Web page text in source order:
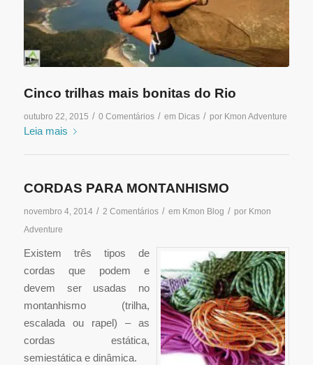
Cinco trilhas mais bonitas do Rio
outubro 22, 2015 / 0 Comentários / em Dicas / por Kmon Adventure
Leia mais
CORDAS PARA MONTANHISMO
novembro 4, 2014 / 2 Comentários / em Kmon Blog / por Kmon
Adventure
Existem três tipos de
cordas que podem e
devem ser usadas no
montanhismo (trilha,
escalada ou rapel) – as
cordas estática,
semiestática e dinâmica.